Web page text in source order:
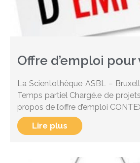
Offre d’emploi pour
La Scientothèque ASBL –
Temps partiel Chargé.e de
propos de l’offre d’emploi
Lire plus